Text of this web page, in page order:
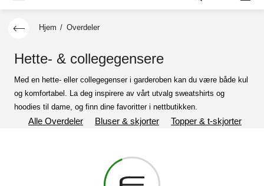
Hjem / Overdeler
Hette- & collegegensere
Med en hette- eller collegegenser i garderoben kan du være både kul
og komfortabel. La deg inspirere av vårt utvalg sweatshirts og
hoodies til dame, og finn dine favoritter i nettbutikken.
Alle Overdeler Bluser & skjorter Topper & t-skjorter